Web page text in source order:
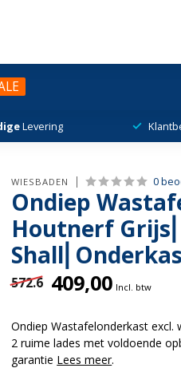
Levering
WIESBADEN 0
Ondiep
Houtnerf
572.6 409,00 Incl. btw
Ondiep Wastafelonderkast
2 ruime lades met voldoende
garantie Lees meer.